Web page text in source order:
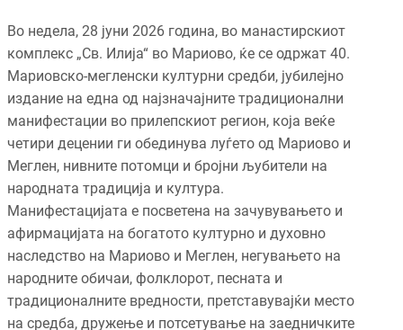
Во недела, 28 јуни 2026 година, во манастирскиот
комплекс „Св. Илија“ во Мариово, ќе се одржат 40.
Мариовско-мегленски културни средби, јубилејно
издание на една од најзначајните традиционални
манифестации во прилепскиот регион, која веќе
четири децении ги обединува луѓето од Мариово и
Меглен, нивните потомци и бројни љубители на
народната традиција и култура.
Манифестацијата е посветена на зачувувањето и
афирмацијата на богатото културно и духовно
наследство на Мариово и Меглен, негувањето на
народните обичаи, фолклорот, песната и
традиционалните вредности, претставувајќи место
на средба, дружење и потсетување на заедничките